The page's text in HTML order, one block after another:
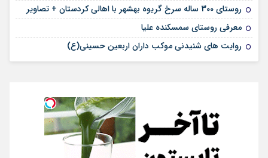
روستای 300 ساله سرخ ‌گریوه بهشهر با اهالی کردستان + تصاویر
معرفی روستای سمسکنده علیا
روایت های شنیدنی موکب داران اربعین حسینی(ع)